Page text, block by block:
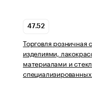
47.52
Торговля розничная
изделиями,
материалами и